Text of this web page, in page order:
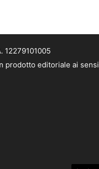
12279101005
prodotto editoriale ai sensi